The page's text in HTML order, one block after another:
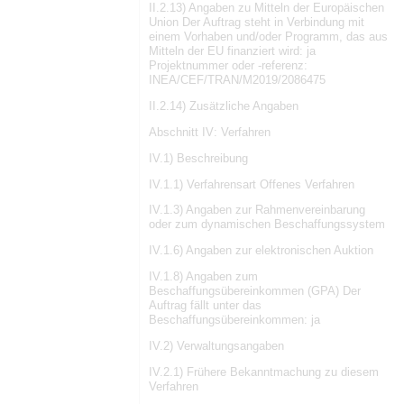
II.2.13) Angaben zu Mitteln der Europäischen
Union Der Auftrag steht in Verbindung mit
einem Vorhaben und/oder Programm, das aus
Mitteln der EU finanziert wird: ja
Projektnummer oder -referenz:
INEA/CEF/TRAN/M2019/2086475
II.2.14) Zusätzliche Angaben
Abschnitt IV: Verfahren
IV.1) Beschreibung
IV.1.1) Verfahrensart Offenes Verfahren
IV.1.3) Angaben zur Rahmenvereinbarung
oder zum dynamischen Beschaffungssystem
IV.1.6) Angaben zur elektronischen Auktion
IV.1.8) Angaben zum
Beschaffungsübereinkommen (GPA) Der
Auftrag fällt unter das
Beschaffungsübereinkommen: ja
IV.2) Verwaltungsangaben
IV.2.1) Frühere Bekanntmachung zu diesem
Verfahren